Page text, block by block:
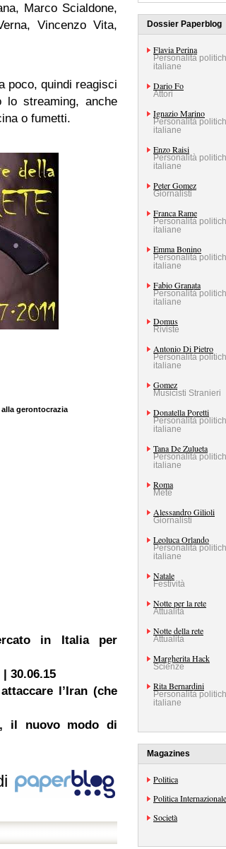
Marco Scialdone,
Vincenzo Vita,
poco, quindi reagisci
lo streaming, anche
o fumetti.
gerontocrazia
in Italia per
30.06.15
l’Iran (che
il nuovo modo di
Dossier Paperblog
Flavia Perina
Personalità
italiane
Dario Fo
Attori
Ignazio Marino
Personalità
italiane
Enzo Raisi
Personalità
italiane
Peter Gomez
Giornalisti
Franca Rame
Personalità
italiane
Emma Bonino
Personalità
italiane
Fabio Granata
Personalità
italiane
Domus
Riviste
Antonio Di Pietro
Personalità
italiane
Gomez
Musicisti Stranieri
Donatella Poretti
Personalità
italiane
Tana De Zulueta
Personalità
italiane
Roma
Mete
Alessandro Gilioli
Giornalisti
Leoluca Orlando
Personalità
italiane
Natale
Festività
Notte per la rete
Attualità
Notte della rete
Attualità
Margherita Hack
Scienze
Rita Bernardini
Personalità
italiane
Magazines
Politica
Politica Internazionale
Società